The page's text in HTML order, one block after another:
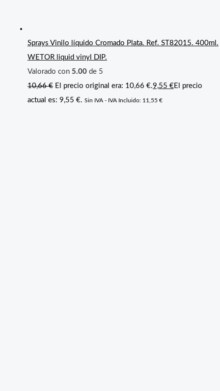
Sprays Vinilo líquido Cromado Plata. Ref. ST82015. 400ml.
WETOR liquid vinyl DIP.
Valorado con 5.00de 5
10,66€ El precio original era: 10,66 €.9,55 €El precio
actual es: 9,55 €. Sin IVA - IVA Incluido: 11,55 €